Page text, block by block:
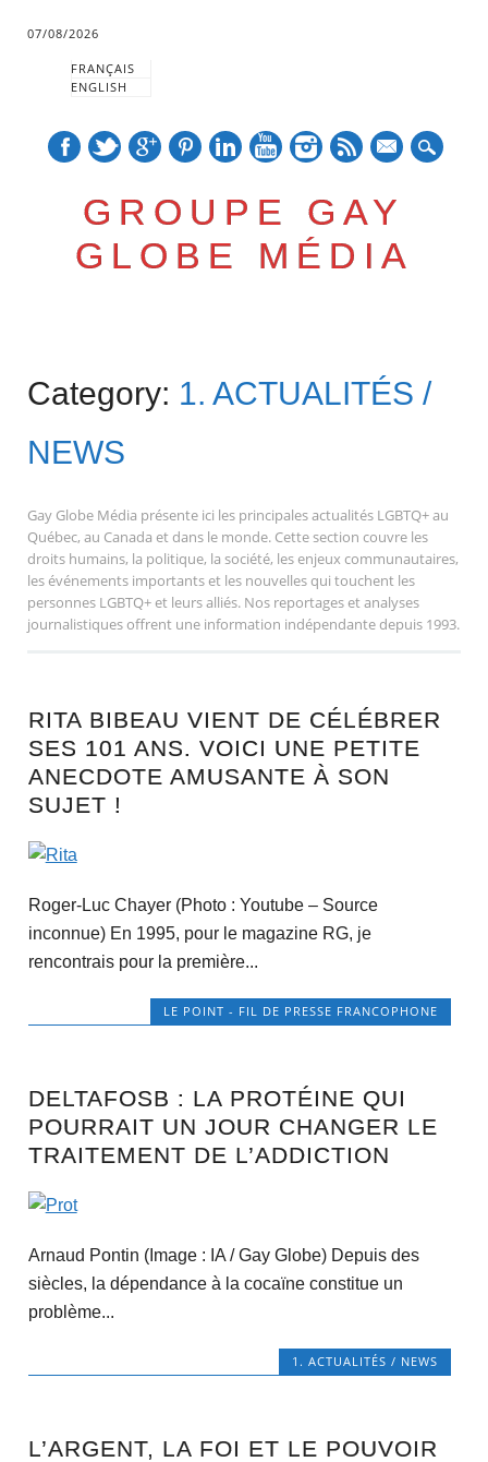
07/08/2026
FRANÇAIS
ENGLISH
GROUPE GAY
GLOBE MÉDIA
Main menu
content
Category: 1. ACTUALITÉS /
NEWS
Gay Globe Média présente ici les principales actualités LGBTQ+ au
Québec, au Canada et dans le monde. Cette section couvre les
droits humains, la politique, la société, les enjeux communautaires,
les événements importants et les nouvelles qui touchent les
personnes LGBTQ+ et leurs alliés. Nos reportages et analyses
journalistiques offrent une information indépendante depuis 1993.
RITA BIBEAU VIENT DE CÉLÉBRER
SES 101 ANS. VOICI UNE PETITE
ANECDOTE AMUSANTE À SON
SUJET !
Roger-Luc Chayer (Photo : Youtube – Source
inconnue) En 1995, pour le magazine RG, je
rencontrais pour la première...
LE POINT - FIL DE PRESSE FRANCOPHONE
DELTAFOSB : LA PROTÉINE QUI
POURRAIT UN JOUR CHANGER LE
TRAITEMENT DE L’ADDICTION
Arnaud Pontin (Image : IA / Gay Globe) Depuis des
siècles, la dépendance à la cocaïne constitue un
problème...
1. ACTUALITÉS / NEWS
L’ARGENT, LA FOI ET LE POUVOIR